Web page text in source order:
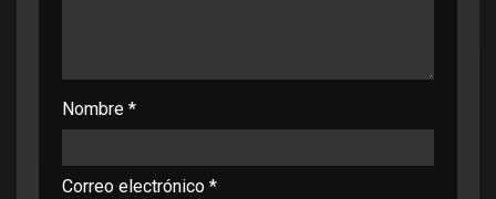
Nombre *
Correo electrónico *